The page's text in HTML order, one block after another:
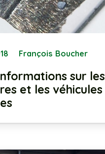
François Boucher
sur les
et les véhicules